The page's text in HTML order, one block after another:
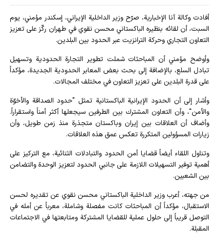
أفادت وکالة آنا الإخباریة، صرّح وزير الداخلية الإيراني، إسكندر مؤمني، يوم
السبت، أن لقائه بنظيره الباكستاني محسن نقوي في طهران ركّز على تعزيز
التعاون التجاري وحركة الترانزيت عبر الحدود بين البلدين.
وأوضح مؤمني أن المباحثات شملت تطوير التجارة الحدودية وتسهيل
تبادل السلع، بالإضافة إلى بحث بعض المعابر الحدودية الجديدة، مؤكداً
على قدرة البلدين على تعزيز التعاون في مختلف المجالات.
وأشار إلى أن الحدود الإيرانية الباكستانية تمثل "حدود الصداقة والأخوّة
والأمن"، وأن التعاون المشترك بين الطرفين سيجعلها أكثر أمناً واستقراراً.
وأضاف أن العلاقات بين إيران وباكستان متجذرة منذ زمن طويل، وأن
زيارات المسؤولين المتكررة تعكس عمق هذه العلاقات.
وتناول اللقاء أيضاً قضايا أمن الحدود والتبادلات الثنائية، مع التركيز على
أهمية توفير التسهيلات اللازمة على جانبي الحدود لتعزيز الوحدة والتضامن
بين الشعبين.
من جهته، أعرب وزير الداخلية الباكستاني محسن نقوي عن تقديره لحسن
الاستقبال، مؤكداً أن المباحثات كانت مفصلة وشاملة، معرباً عن أمله في
التوصل قريباً إلى حلول عملية للقضايا المشتركة ومتابعتها في الاجتماعات
المقبلة.